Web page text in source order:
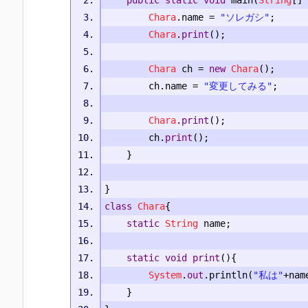
Chara. name = "ソレガシ" ;
Chara. print ();
Chara ch = new Chara();
		ch
. name = "変更してみる" ;
Chara. print ();
		ch
. print ();
}
}
class
Chara{
static String name;
static void print (){
System. out . println( "私は"+
}